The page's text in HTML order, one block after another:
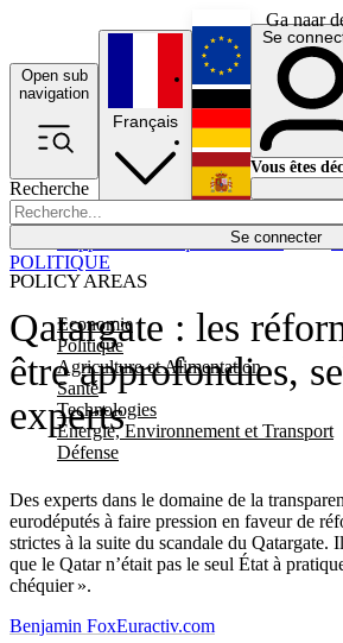
Ga naar
Open sub
navigation
Recherche
Se connecter
POLICY AREAS
Economie
Politique
Agriculture et Alimentation
Santé
Technologies
Energie, Environnement et Transport
Défense
Économie
Français
English
Deutsch
Español
Se
Vous êtes
Qatargate : les
être approfondies,
experts
Des experts dans le domaine de la
eurodéputés à faire pression en faveur de
strictes à la suite du scandale du Qatargate.
que le Qatar n’était pas le seul État à
chéquier ».
POLITIQUE
Benjamin FoxEuractiv.com